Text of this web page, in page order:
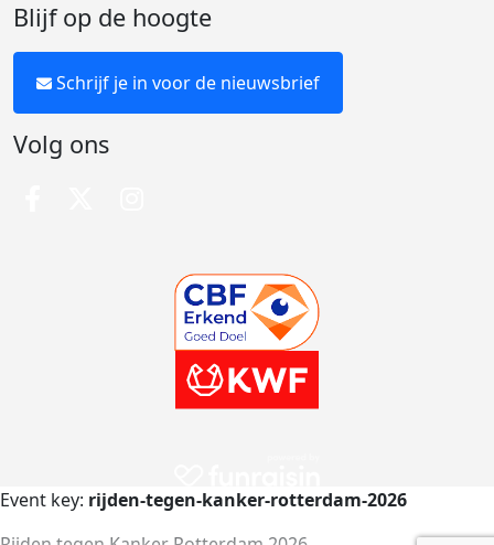
Blijf op de hoogte
Schrijf je in voor de nieuwsbrief
Volg ons
Event key: rijden-tegen-kanker-rotterdam-2026